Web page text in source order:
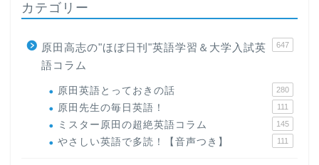
カテゴリー
原田高志の"ほぼ日刊"英語学習＆大学入試英
語コラム
647
原田英語とっておきの話 280
原田先生の毎日英語！ 111
ミスター原田の超絶英語コラム 145
やさしい英語で多読！【音声つき】 111